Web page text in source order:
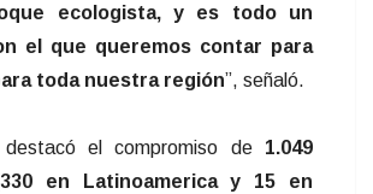
ecologista, y es todo un
el que queremos contar para
toda nuestra región”, señaló.
el compromiso de 1.049
en Latinoamerica y 15 en